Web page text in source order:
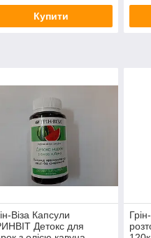
Купити
Віза Капсули
Детокс для